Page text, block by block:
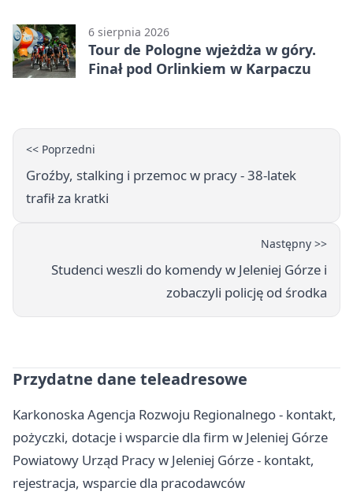
6 sierpnia 2026
Tour de Pologne wjeżdża w góry.
Finał pod Orlinkiem w Karpaczu
<< Poprzedni
Groźby, stalking i przemoc w pracy - 38-latek
trafił za kratki
Następny >>
Studenci weszli do komendy w Jeleniej Górze i
zobaczyli policję od środka
Przydatne dane teleadresowe
Karkonoska Agencja Rozwoju Regionalnego - kontakt,
pożyczki, dotacje i wsparcie dla firm w Jeleniej Górze
Powiatowy Urząd Pracy w Jeleniej Górze - kontakt,
rejestracja, wsparcie dla pracodawców